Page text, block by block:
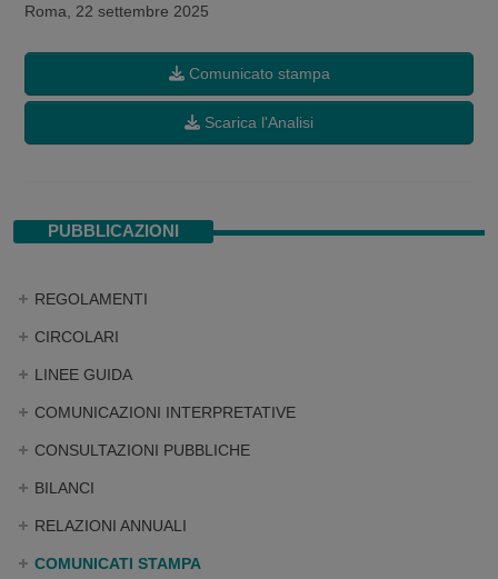
Roma, 22 settembre 2025
Comunicato stampa
Scarica l'Analisi
PUBBLICAZIONI
REGOLAMENTI
CIRCOLARI
LINEE GUIDA
COMUNICAZIONI INTERPRETATIVE
CONSULTAZIONI PUBBLICHE
BILANCI
RELAZIONI ANNUALI
COMUNICATI STAMPA